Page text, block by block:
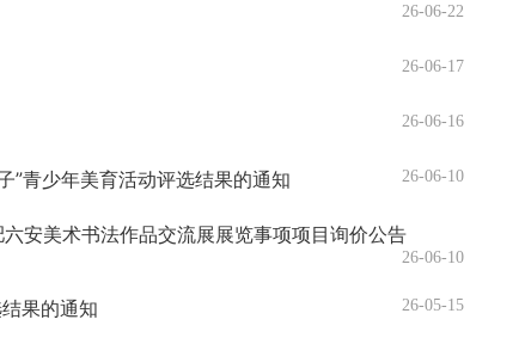
26-06-22
26-06-17
26-06-16
”青少年美育活动评选结果的通知 26-06-10
安美术书法作品交流展展览事项项目询价公告
26-06-10
果的通知 26-05-15